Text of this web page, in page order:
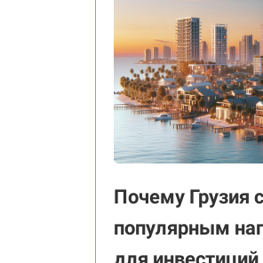
Почему Грузия
популярным